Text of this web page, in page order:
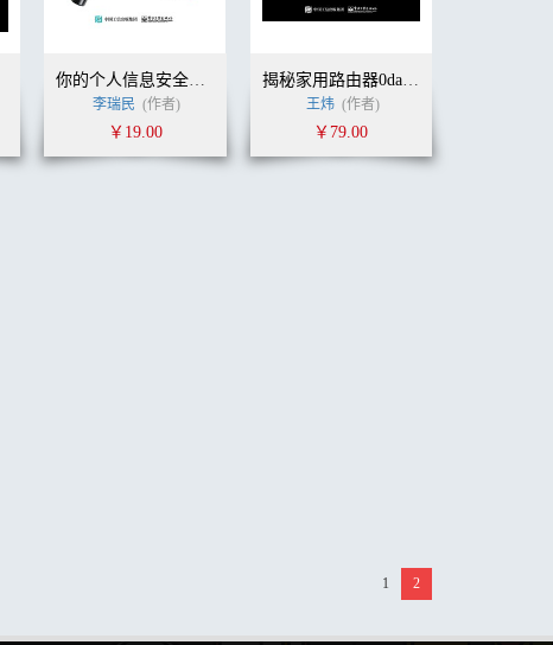
你的个人信息安全吗（第2版）
李瑞民 (作者)
￥19.00
揭秘家用路由器0day漏洞挖掘技术
王炜 (作者)
￥79.00
1 2